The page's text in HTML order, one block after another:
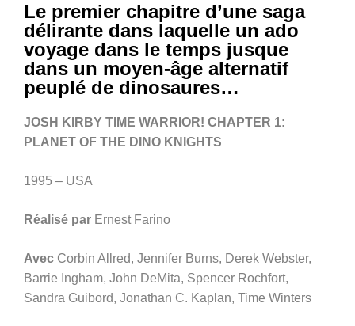
Le premier chapitre d’une saga
délirante dans laquelle un ado
voyage dans le temps jusque
dans un moyen-âge alternatif
peuplé de dinosaures…
JOSH KIRBY TIME WARRIOR! CHAPTER 1:
PLANET OF THE DINO KNIGHTS
1995 – USA
Réalisé par Ernest Farino
Avec Corbin Allred, Jennifer Burns, Derek Webster,
Barrie Ingham, John DeMita, Spencer Rochfort,
Sandra Guibord, Jonathan C. Kaplan, Time Winters